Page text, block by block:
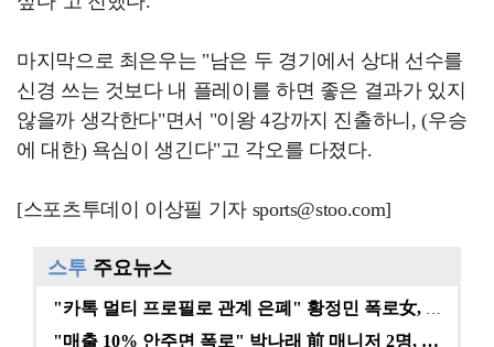
마지막으로 최은우는 "남은 두 경기에서 상대 선수를
신경 쓰는 것보다 내 플레이를 하면 좋은 결과가 있지
않을까 생각한다"면서 "이왕 4강까지 진출하니, (우승
에 대한) 욕심이 생긴다"고 각오를 다졌다.
[스포츠투데이 이상필 기자 sports@stoo.com]
스투 주요뉴스
"매출 10% 안주면 폭로" 박나래 前 매니저 2명, …